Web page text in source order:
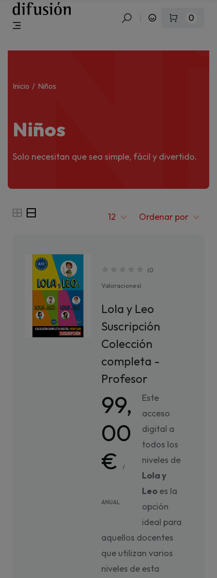
0
Inicio Niños
Niños
Solo necesitan que sea simple, fácil y divertido.
12 Ordenar por
(0
Valoraciones)
Lola y Leo
Suscripción
Colección
completa -
Profesor
99,
00
€/
ANUAL
Este
acceso
digital a
todos los
niveles de
Lola y
Leo es la
opción
ideal para
aquellos docentes
que utilizan varios
niveles de esta